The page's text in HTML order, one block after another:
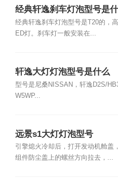
经典轩逸刹车灯泡型号是
经典轩逸刹车灯泡型号是T20的，高
ED灯。刹车灯一般安装在...
轩逸大灯灯泡型号是什么
型号是尼桑NISSAN，轩逸D2S/
W5WP...
远景s1大灯灯泡型号
引擎熄火冷却后，打开发动机舱盖
组件防尘盖上的螺丝方向拉去，...